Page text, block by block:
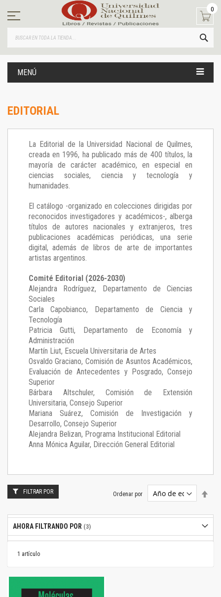
contenido
0
MENÚ
EDITORIAL
La Editorial de la Universidad Nacional de Quilmes,
creada en 1996, ha publicado más de 400 títulos, la
mayoría de carácter académico, en especial en
ciencias sociales, ciencia y tecnología y
humanidades.
El catálogo -organizado en colecciones dirigidas por
reconocidos investigadores y académicos-, alberga
títulos de autores nacionales y extranjeros, tres
publicaciones académicas periódicas, una serie
digital, además de libros de arte de importantes
artistas argentinos.
Comité Editorial (2026-2030)
Alejandra Rodríguez, Departamento de Ciencias
Sociales
Carla Capobianco, Departamento de Ciencia y
Tecnología
Patricia Gutti, Departamento de Economía y
Administración
Martín Liut, Escuela Universitaria de Artes
Osvaldo Graciano, Comisión de Asuntos Académicos,
Evaluación de Antecedentes y Posgrado, Consejo
Superior
Bárbara Altschuler, Comisión de Extensión
Universitaria, Consejo Superior
Mariana Suárez, Comisión de Investigación y
Desarrollo, Consejo Superior
Alejandra Belizan, Programa Institucional Editorial
Anna Mónica Aguilar, Dirección General Editorial
1 artículo
Ordenar por
FILTRAR POR
AHORA FILTRANDO POR